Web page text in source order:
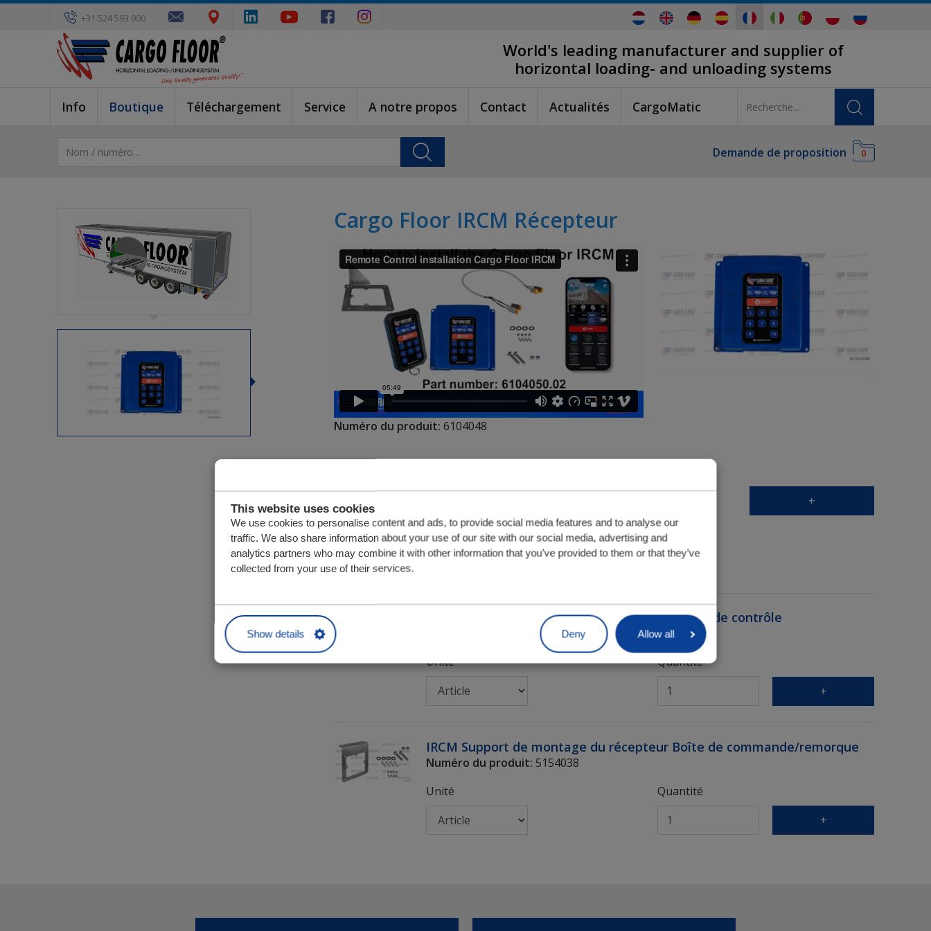
This website uses cookies
We use cookies to personalise content and ads, to provide social media features and to analyse our
traffic. We also share information about your use of our site with our social media, advertising and
analytics partners who may combine it with other information that you’ve provided to them or that they’ve
collected from your use of their services.
Show details Deny Allow all
+31 524 593 900
World's leading manufacturer and supplier of
horizontal loading- and unloading systems
Info Boutique Téléchargement Service A notre propos Contact Actualités CargoMatic
Demande de proposition 0
Cargo Floor IRCM Récepteur
Numéro du produit: 6104048
+
Pièces en lien avec Cargo Floor IRCM Récepteur
IRCM Support de montage du récepteur vanne de contrôle
5154037
Unité
Quantité
+
IRCM Support de montage du récepteur Boîte de commande/remorque
Numéro du produit: 5154038
Unité
Quantité
+